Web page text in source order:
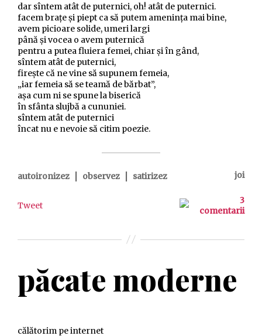
dar sîntem atât de puternici, oh! atât de puternici.
facem brațe și piept ca să putem amenința mai bine,
avem picioare solide, umeri largi
până și vocea o avem puternică
pentru a putea fluiera femei, chiar și în gând,
sîntem atât de puternici,
firește că ne vine să supunem femeia,
„iar femeia să se teamă de bărbat”,
așa cum ni se spune la biserică
în sfânta slujbă a cununiei.
sîntem atât de puternici
încat nu e nevoie să citim poezie.
autoironizez observez satirizez joi
Tweet
3
comentarii
păcate moderne
călătorim pe internet